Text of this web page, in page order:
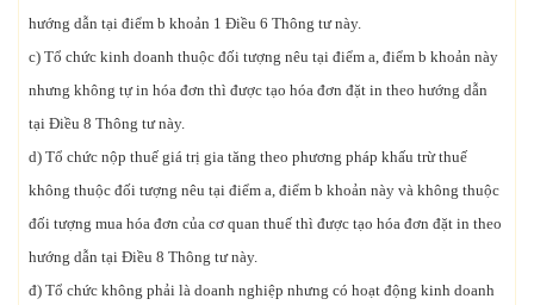
hướng dẫn tại điểm b khoản 1 Điều 6 Thông tư này.
c) Tổ chức kinh doanh thuộc đối tượng nêu tại điểm a, điểm b khoản này
nhưng không tự in hóa đơn thì được tạo hóa đơn đặt in theo hướng dẫn
tại Điều 8 Thông tư này.
d) Tổ chức nộp thuế giá trị gia tăng theo phương pháp khấu trừ thuế
không thuộc đối tượng nêu tại điểm a, điểm b khoản này và không thuộc
đối tượng mua hóa đơn của cơ quan thuế thì được tạo hóa đơn đặt in theo
hướng dẫn tại Điều 8 Thông tư này.
đ) Tổ chức không phải là doanh nghiệp nhưng có hoạt động kinh doanh